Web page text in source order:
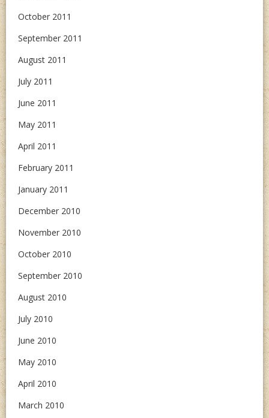
October 2011
September 2011
August 2011
July 2011
June 2011
May 2011
April 2011
February 2011
January 2011
December 2010
November 2010
October 2010
September 2010
August 2010
July 2010
June 2010
May 2010
April 2010
March 2010